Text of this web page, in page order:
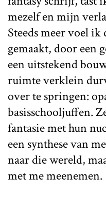
mezelf en mijn
Steeds meer voel
gemaakt, door een
een uitstekend
ruimte verklein
over te springen:
basisschooljuffen.
fantasie met hun
een synthese van
naar die wereld,
met me meenemen.